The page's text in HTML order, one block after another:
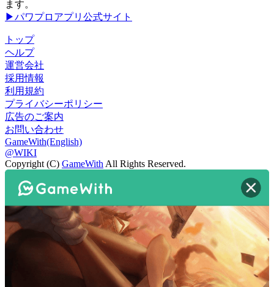
ます。
▶パワプロアプリ公式サイト
トップ
ヘルプ
運営会社
採用情報
利用規約
プライバシーポリシー
広告のご案内
お問い合わせ
GameWith(English)
@WIKI
Copyright (C) GameWith All Rights Reserved.